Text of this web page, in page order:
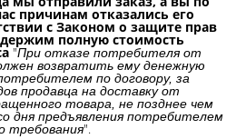
причинам отказались его
с Законом о защите прав
полную стоимость
"При отказе потребителя от
возвратить ему денежную
по договору, за
продавца на доставку от
товара, не позднее чем
дня предъявления потребителем
требования".